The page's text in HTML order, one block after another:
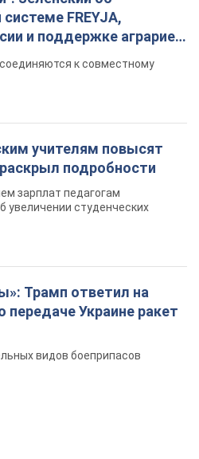
подробности
зарплат педагогам
увеличении студенческих
передаче Украине ракет
видов боеприпасов